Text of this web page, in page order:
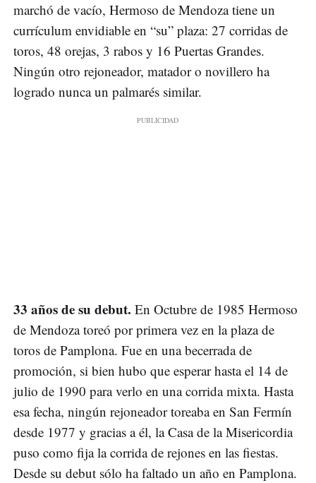
marchó de vacío, Hermoso de Mendoza tiene un
currículum envidiable en “su” plaza: 27 corridas de
toros, 48 orejas, 3 rabos y 16 Puertas Grandes.
Ningún otro rejoneador, matador o novillero ha
logrado nunca un palmarés similar.
33 años de su debut. En Octubre de 1985 Hermoso
de Mendoza toreó por primera vez en la plaza de
toros de Pamplona. Fue en una becerrada de
promoción, si bien hubo que esperar hasta el 14 de
julio de 1990 para verlo en una corrida mixta. Hasta
esa fecha, ningún rejoneador toreaba en San Fermín
desde 1977 y gracias a él, la Casa de la Misericordia
puso como fija la corrida de rejones en las fiestas.
Desde su debut sólo ha faltado un año en Pamplona.